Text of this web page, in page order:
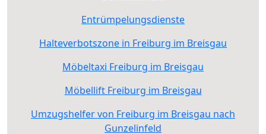
Entrümpelungsdienste
Halteverbotszone in Freiburg im Breisgau
Möbeltaxi Freiburg im Breisgau
Möbellift Freiburg im Breisgau
Umzugshelfer von Freiburg im Breisgau nach
Gunzelinfeld